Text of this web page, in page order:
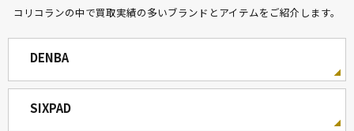
コリコランの中で買取実績の多いブランドとアイテムをご紹介します。
DENBA
SIXPAD